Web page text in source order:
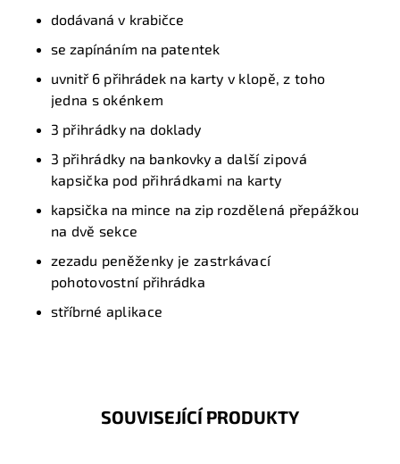
dodávaná v krabičce
se zapínáním na patentek
uvnitř 6 přihrádek na karty v klopě, z toho
jedna s okénkem
3 přihrádky na doklady
3 přihrádky na bankovky a další zipová
kapsička pod přihrádkami na karty
kapsička na mince na zip rozdělená přepážkou
na dvě sekce
zezadu peněženky je zastrkávací
pohotovostní přihrádka
stříbrné aplikace
SOUVISEJÍCÍ PRODUKTY